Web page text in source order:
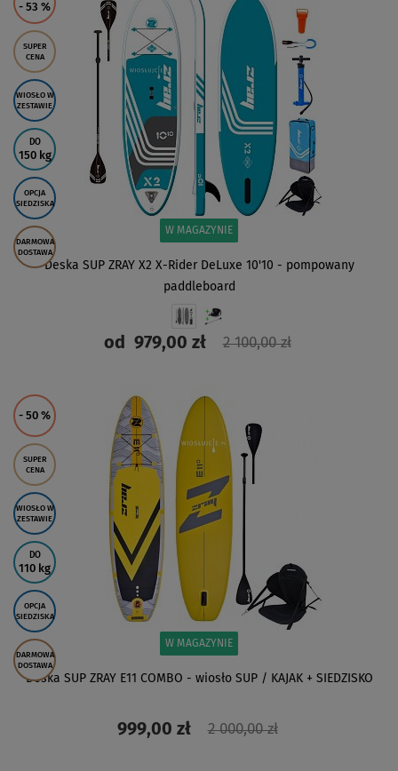
- 53 %
SUPER
CENA
WIOSŁO W
ZESTAWIE
DO
150 kg
OPCJA
SIEDZISKA
DARMOWA
DOSTAWA
W MAGAZYNIE
Deska SUP ZRAY X2 X-Rider DeLuxe 10'10 - pompowany
paddleboard
od979,00 zł 2 100,00 zł
- 50 %
SUPER
CENA
WIOSŁO W
ZESTAWIE
DO
110 kg
OPCJA
SIEDZISKA
DARMOWA
DOSTAWA
W MAGAZYNIE
Deska SUP ZRAY E11 COMBO - wiosło SUP / KAJAK + SIEDZISKO
999,00 zł 2 000,00 zł